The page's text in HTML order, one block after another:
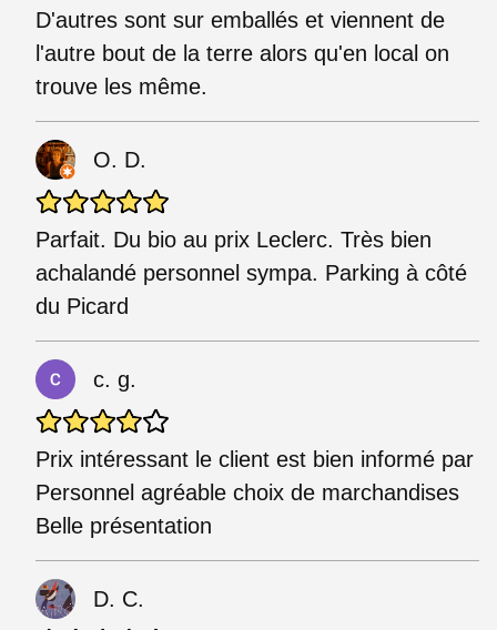
D'autres sont sur emballés et viennent de
l'autre bout de la terre alors qu'en local on
trouve les même.
O. D.
Parfait. Du bio au prix Leclerc. Très bien
achalandé personnel sympa. Parking à côté
du Picard
c. g.
Prix intéressant le client est bien informé par
Personnel agréable choix de marchandises
Belle présentation
D. C.